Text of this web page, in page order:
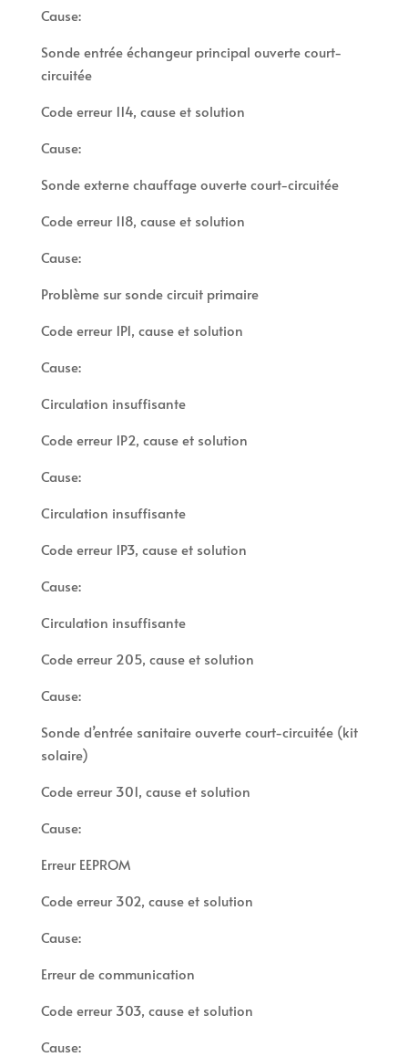
Cause:
Sonde entrée échangeur principal ouverte court-
circuitée
Code erreur 114, cause et solution
Cause:
Sonde externe chauffage ouverte court-circuitée
Code erreur 118, cause et solution
Cause:
Problème sur sonde circuit primaire
Code erreur 1P1, cause et solution
Cause:
Circulation insuffisante
Code erreur 1P2, cause et solution
Cause:
Circulation insuffisante
Code erreur 1P3, cause et solution
Cause:
Circulation insuffisante
Code erreur 205, cause et solution
Cause:
Sonde d’entrée sanitaire ouverte court-circuitée (kit
solaire)
Code erreur 301, cause et solution
Cause:
Erreur EEPROM
Code erreur 302, cause et solution
Cause:
Erreur de communication
Code erreur 303, cause et solution
Cause: